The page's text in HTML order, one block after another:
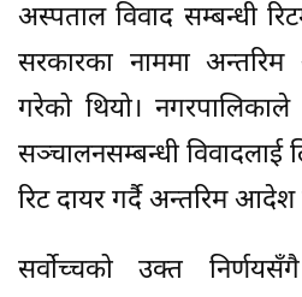
अस्पताल विवाद सम्बन्धी
सरकारका नाममा
गरेको थियो।
सञ्चालनसम्बन्धी विवादलाई
रिट दायर गर्दै अन्तरिम आदेश
सर्वोच्चको उक्त